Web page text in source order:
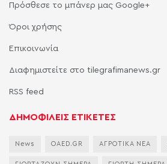
Πρόσθεσε το μπάνερ μας Google+
Όροι χρήσης
Επικοινωνία
Διαφημιστείτε στο tilegrafimanews.gr
RSS feed
ΔΗΜΟΦΙΛΕΙΣ ΕΤΙΚΕΤΕΣ
News OAED.GR ΑΓΡΟΤΙΚΑ ΝΕΑ